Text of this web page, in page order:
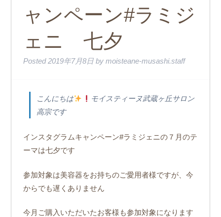
ャンペーン#ラミジ
ェニ 七夕
Posted2019年7月8日 by moisteane-musashi.staff
こんにちは
モイスティーヌ武蔵ヶ丘サロン
高宗です
インスタグラムキャンペーン#ラミジェニの７月のテ
ーマは七夕です
参加対象は美容器をお持ちのご愛用者様ですが、今
からでも遅くありません
今月ご購入いただいたお客様も参加対象になります